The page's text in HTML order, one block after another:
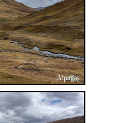
Alpagas